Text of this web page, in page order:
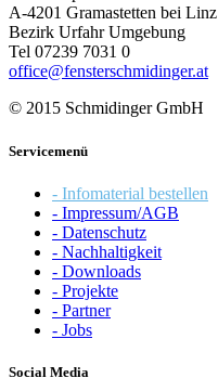
A-4201 Gramastetten bei Linz
Bezirk Urfahr Umgebung
Tel 07239 7031 0
office@fensterschmidinger.at
© 2015 Schmidinger GmbH
Servicemenü
- Infomaterial bestellen
- Impressum/AGB
- Datenschutz
- Nachhaltigkeit
- Downloads
- Projekte
- Partner
- Jobs
Social Media